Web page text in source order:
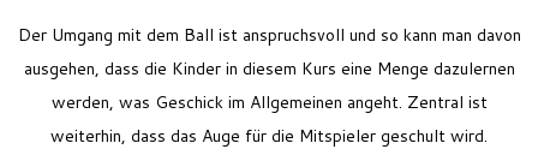
Der Umgang mit dem Ball ist anspruchsvoll und so kann man davon
ausgehen, dass die Kinder in diesem Kurs eine Menge dazulernen
werden, was Geschick im Allgemeinen angeht. Zentral ist
weiterhin, dass das Auge für die Mitspieler geschult wird.